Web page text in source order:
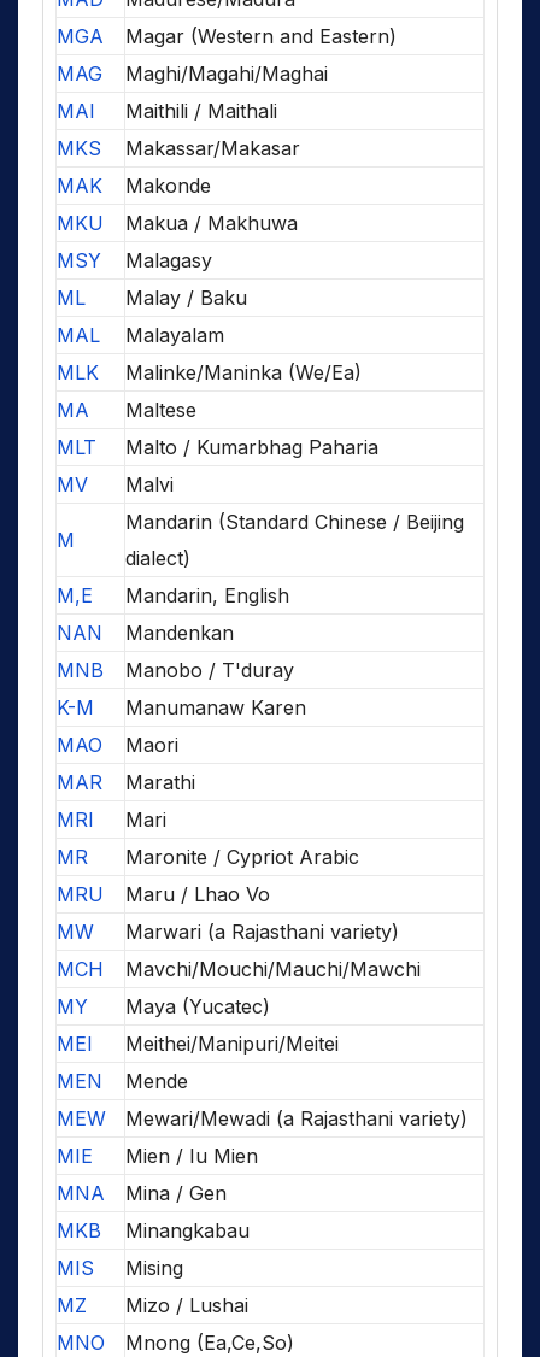
MGA
Magar (Western and Eastern)
MAG
Maghi/Magahi/Maghai
MAI
Maithili / Maithali
MKS
Makassar/Makasar
MAK
Makonde
MKU
Makua / Makhuwa
MSY
Malagasy
ML
Malay / Baku
MAL
Malayalam
MLK
Malinke/Maninka (We/Ea)
MA
Maltese
MLT
Malto / Kumarbhag Paharia
MV
Malvi
M
Mandarin (Standard Chinese / Beijing
dialect)
M,E
Mandarin, English
NAN
Mandenkan
MNB
Manobo / T'duray
K-M
Manumanaw Karen
MAO
Maori
MAR
Marathi
MRI
Mari
MR
Maronite / Cypriot Arabic
MRU
Maru / Lhao Vo
MW
Marwari (a Rajasthani variety)
MCH
Mavchi/Mouchi/Mauchi/Mawchi
MY
Maya (Yucatec)
MEI
Meithei/Manipuri/Meitei
MEN
Mende
MEW
Mewari/Mewadi (a Rajasthani variety)
MIE
Mien / Iu Mien
MNA
Mina / Gen
MKB
Minangkabau
MIS
Mising
MZ
Mizo / Lushai
MNO
Mnong (Ea,Ce,So)